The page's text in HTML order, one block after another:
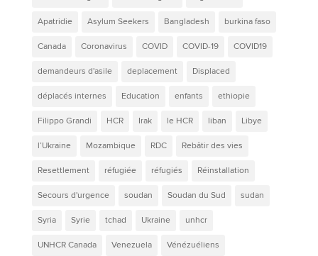
Apatridie Asylum Seekers Bangladesh burkina faso
Canada Coronavirus COVID COVID-19 COVID19
demandeurs d'asile deplacement Displaced
déplacés internes Education enfants ethiopie
Filippo Grandi HCR Irak le HCR liban Libye
l’Ukraine Mozambique RDC Rebâtir des vies
Resettlement réfugiée réfugiés Réinstallation
Secours d'urgence soudan Soudan du Sud sudan
Syria Syrie tchad Ukraine unhcr
UNHCR Canada Venezuela Vénézuéliens